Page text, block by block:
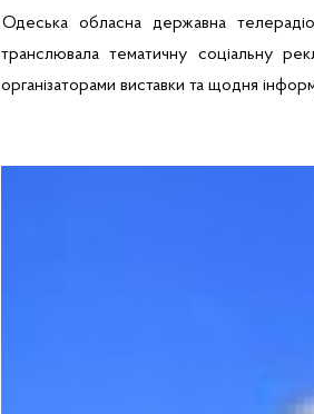
Одеська обласна державна
транслювала тематичну соціальну
організаторами виставки та щодня